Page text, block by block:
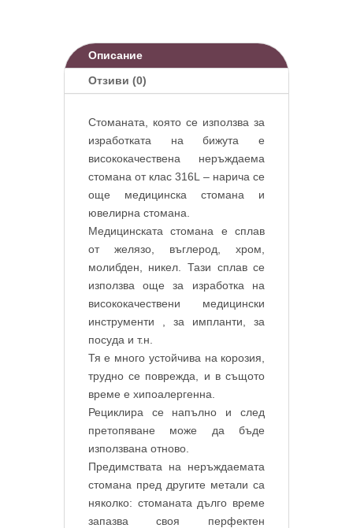
Описание
Отзиви (0)
Стоманата, която се използва за
изработката на бижута е
висококачествена неръждаема
стомана от клас 316L – нарича се
още медицинска стомана и
ювелирна стомана.
Медицинската стомана е сплав
от желязо, въглерод, хром,
молибден, никел. Тази сплав се
използва още за изработка на
висококачествени медицински
инструменти , за импланти, за
посуда и т.н.
Тя е много устойчива на корозия,
трудно се поврежда, и в същото
време е хипоалергенна.
Рециклира се напълно и след
претопяване може да бъде
използвана отново.
Предимствата на неръждаемата
стомана пред другите метали са
няколко: стоманата дълго време
запазва своя перфектен